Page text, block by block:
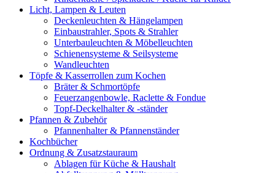
Licht, Lampen & Leuten
Deckenleuchten & Hängelampen
Einbaustrahler, Spots & Strahler
Unterbauleuchten & Möbelleuchten
Schienensysteme & Seilsysteme
Wandleuchten
Töpfe & Kasserrollen zum Kochen
Bräter & Schmortöpfe
Feuerzangenbowle, Raclette & Fondue
Topf-Deckelhalter & -ständer
Pfannen & Zubehör
Pfannenhalter & Pfannenständer
Kochbücher
Ordnung & Zusatzstauraum
Ablagen für Küche & Haushalt